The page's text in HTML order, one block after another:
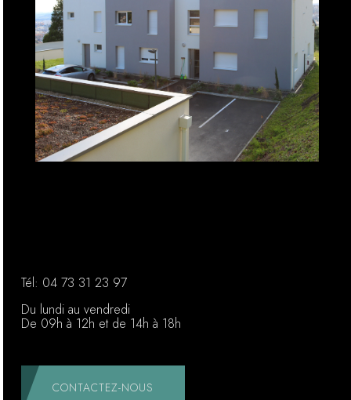
Tél: 04 73 31 23 97
Du lundi au vendredi
De 09h à 12h et de 14h à 18h
CONTACTEZ-NOUS